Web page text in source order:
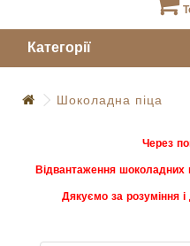
Категорії
Шоколадна піца
Через
Відвантаження шоколадних
Дякуємо за розуміння